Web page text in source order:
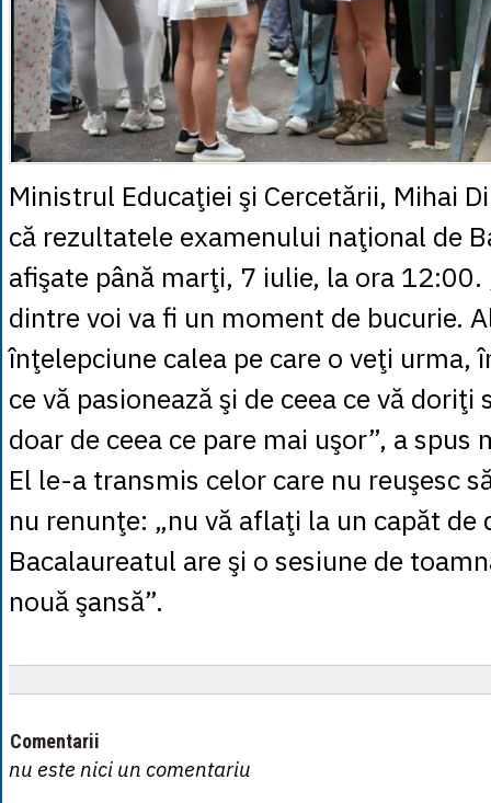
Ministrul Educaţiei şi Cercetării, Mihai
că rezultatele examenului naţional de
afişate până marţi, 7 iulie, la ora
dintre voi va fi un moment de bucurie.
înţelepciune calea pe care o veţi urma,
ce vă pasionează şi de ceea ce vă doriţi
doar de ceea ce pare mai uşor”, a spus
El le-a transmis celor care nu reuşesc
nu renunţe: „nu vă aflaţi la un capăt de
Bacalaureatul are şi o sesiune de
nouă şansă”.
Comentarii
nu este nici un comentariu